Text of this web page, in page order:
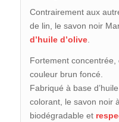
Contrairement aux
de lin, le savon noir
d’huile d’olive.
Fortement concentrée,
couleur brun foncé.
Fabriqué à base
colorant, le savon noir
biodégradable et